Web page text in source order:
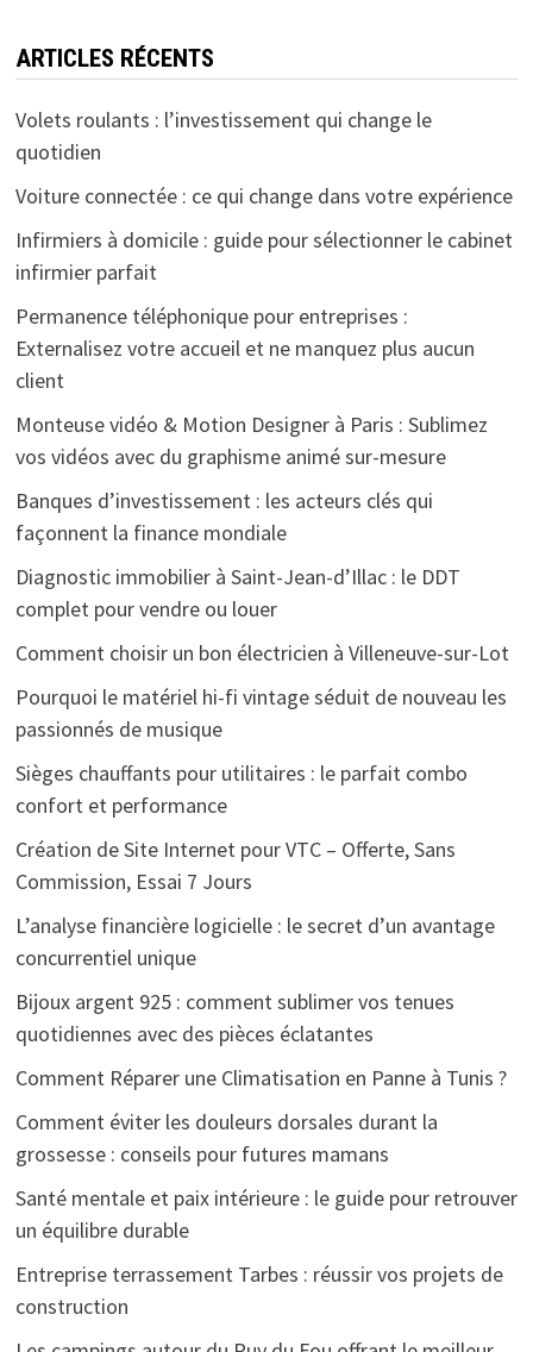
ARTICLES RÉCENTS
Volets roulants : l’investissement qui change le
quotidien
Voiture connectée : ce qui change dans votre expérience
Infirmiers à domicile : guide pour sélectionner le cabinet
infirmier parfait
Permanence téléphonique pour entreprises :
Externalisez votre accueil et ne manquez plus aucun
client
Monteuse vidéo & Motion Designer à Paris : Sublimez
vos vidéos avec du graphisme animé sur-mesure
Banques d’investissement : les acteurs clés qui
façonnent la finance mondiale
Diagnostic immobilier à Saint-Jean-d’Illac : le DDT
complet pour vendre ou louer
Comment choisir un bon électricien à Villeneuve-sur-Lot
Pourquoi le matériel hi-fi vintage séduit de nouveau les
passionnés de musique
Sièges chauffants pour utilitaires : le parfait combo
confort et performance
Création de Site Internet pour VTC – Offerte, Sans
Commission, Essai 7 Jours
L’analyse financière logicielle : le secret d’un avantage
concurrentiel unique
Bijoux argent 925 : comment sublimer vos tenues
quotidiennes avec des pièces éclatantes
Comment Réparer une Climatisation en Panne à Tunis ?
Comment éviter les douleurs dorsales durant la
grossesse : conseils pour futures mamans
Santé mentale et paix intérieure : le guide pour retrouver
un équilibre durable
Entreprise terrassement Tarbes : réussir vos projets de
construction